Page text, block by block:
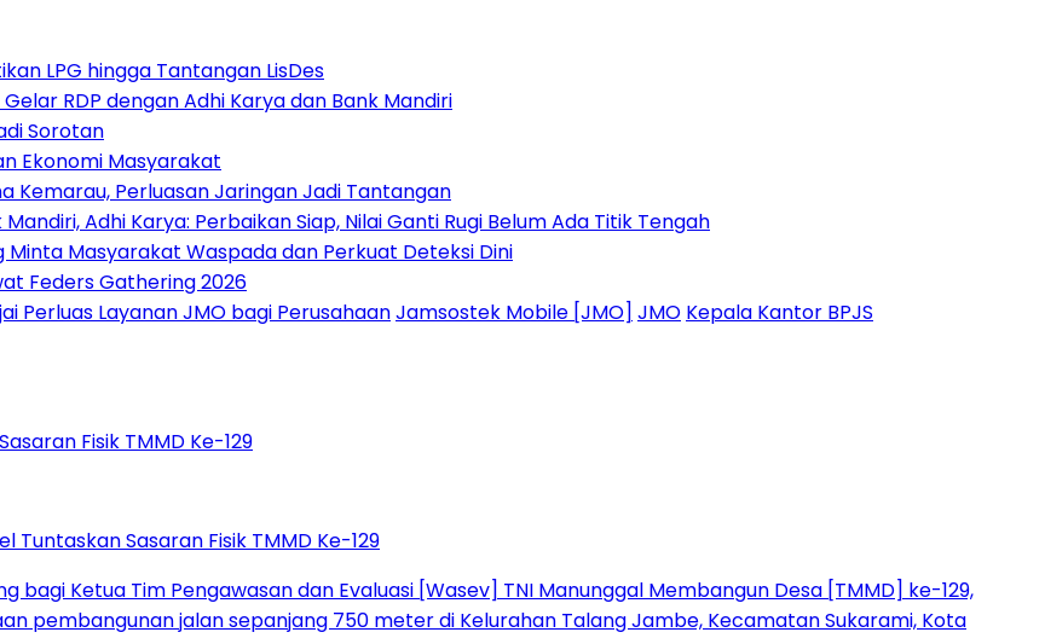
LPG hingga Tantangan LisDes
RDP dengan Adhi Karya dan Bank Mandiri
Sorotan
Ekonomi Masyarakat
Kemarau, Perluasan Jaringan Jadi Tantangan
Adhi Karya: Perbaikan Siap, Nilai Ganti Rugi Belum Ada Titik Tengah
Masyarakat Waspada dan Perkuat Deteksi Dini
Feders Gathering 2026
Perluas Layanan JMO bagi PerusahaanJamsostek Mobile [JMO] JMO Kepala Kantor BPJS
Tuntaskan Sasaran Fisik TMMD Ke-129